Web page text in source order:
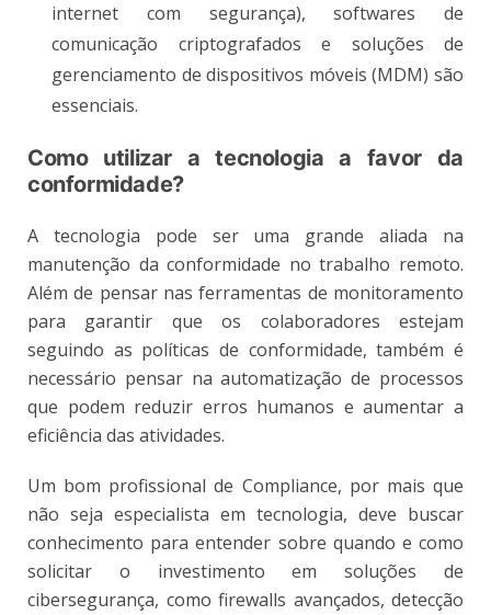
internet com segurança), softwares de
comunicação criptografados e soluções de
gerenciamento de dispositivos móveis (MDM) são
essenciais.
Como utilizar a tecnologia a favor da
conformidade?
A tecnologia pode ser uma grande aliada na
manutenção da conformidade no trabalho remoto.
Além de pensar nas ferramentas de monitoramento
para garantir que os colaboradores estejam
seguindo as políticas de conformidade, também é
necessário pensar na automatização de processos
que podem reduzir erros humanos e aumentar a
eficiência das atividades.
Um bom profissional de Compliance, por mais que
não seja especialista em tecnologia, deve buscar
conhecimento para entender sobre quando e como
solicitar o investimento em soluções de
cibersegurança, como firewalls avançados, detecção